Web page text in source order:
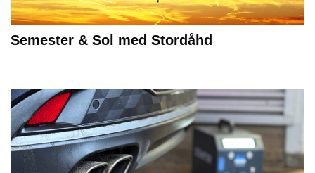
Semester & Sol med Stordåhd